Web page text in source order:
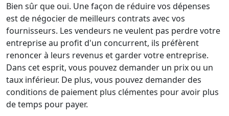
Bien sûr que oui. Une façon de réduire vos dépenses
est de négocier de meilleurs contrats avec vos
fournisseurs. Les vendeurs ne veulent pas perdre votre
entreprise au profit d'un concurrent, ils préfèrent
renoncer à leurs revenus et garder votre entreprise.
Dans cet esprit, vous pouvez demander un prix ou un
taux inférieur. De plus, vous pouvez demander des
conditions de paiement plus clémentes pour avoir plus
de temps pour payer.